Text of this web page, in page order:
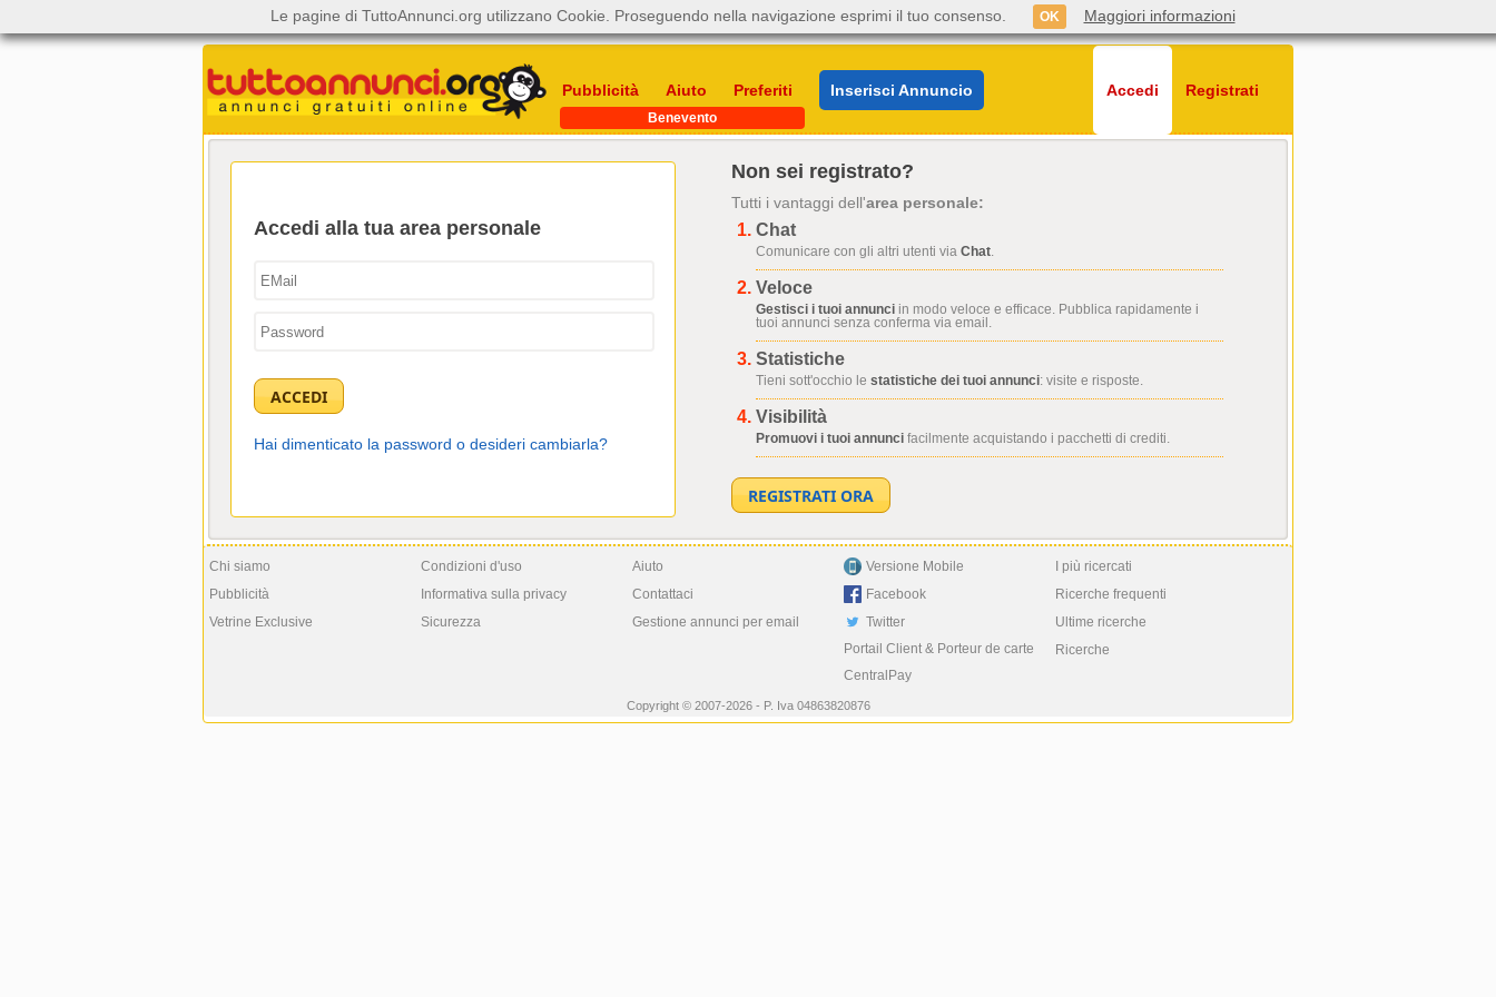
Pubblicità Aiuto Preferiti Inserisci Annuncio Accedi Registrati
Benevento
Accedi alla tua area personale
Hai dimenticato la password o desideri cambiarla?
Non sei registrato?
Tutti i vantaggi dell'area personale:
Chat
Comunicare con gli altri utenti via Chat.
Veloce
Gestisci i tuoi annunci in modo veloce e efficace. Pubblica rapidamente i
tuoi annunci senza conferma via email.
Statistiche
Tieni sott'occhio le statistiche dei tuoi annunci: visite e risposte.
Visibilità
Promuovi i tuoi annunci facilmente acquistando i pacchetti di crediti.
Chi siamo
Pubblicità
Vetrine Exclusive
Condizioni d'uso
Informativa sulla privacy
Sicurezza
Aiuto
Contattaci
Gestione annunci per email
Versione Mobile
Facebook
Twitter
Portail Client & Porteur de carte
CentralPay
I più ricercati
Ricerche frequenti
Ultime ricerche
Ricerche
Copyright © 2007-2026 - P. Iva 04863820876
Le pagine di TuttoAnnunci.org utilizzano Cookie. Proseguendo nella navigazione esprimi il tuo consenso. OK Maggiori informazioni